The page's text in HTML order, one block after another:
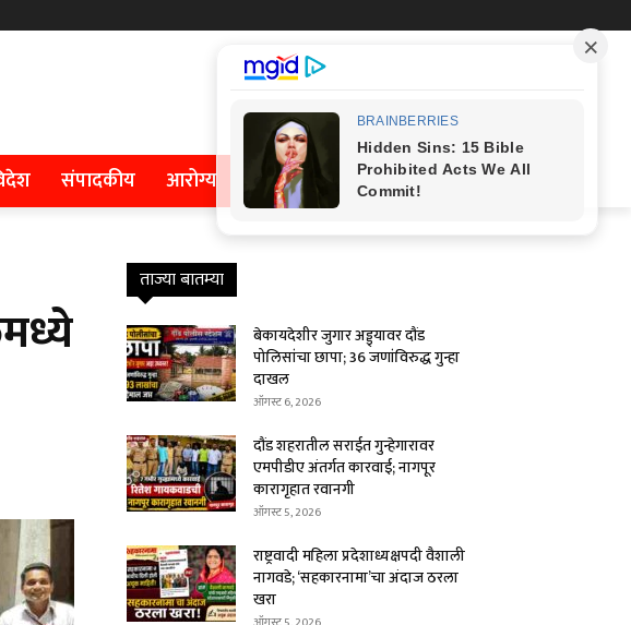
संपादकीय आरोग्य
ताज्या बातम्या
बेकायदेशीर जुगार अड्ड्यावर दौंड
पोलिसांचा छापा; 36 जणांविरुद्ध गुन्हा
दाखल
ऑगस्ट 6, 2026
दौंड शहरातील सराईत गुन्हेगारावर
एमपीडीए अंतर्गत कारवाई; नागपूर
कारागृहात रवानगी
ऑगस्ट 5, 2026
राष्ट्रवादी महिला प्रदेशाध्यक्षपदी वैशाली
नागवडे; ‘सहकारनामा’चा अंदाज ठरला
खरा